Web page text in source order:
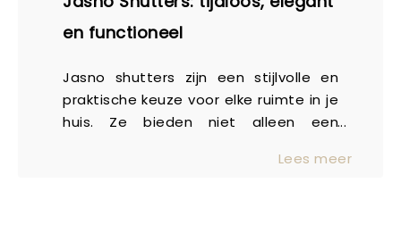
en functioneel
Jasno shutters zijn een stijlvolle en
praktische keuze voor elke ruimte in je
huis. Ze bieden niet alleen een
ook verschillende functies, zoals het
Lees meer